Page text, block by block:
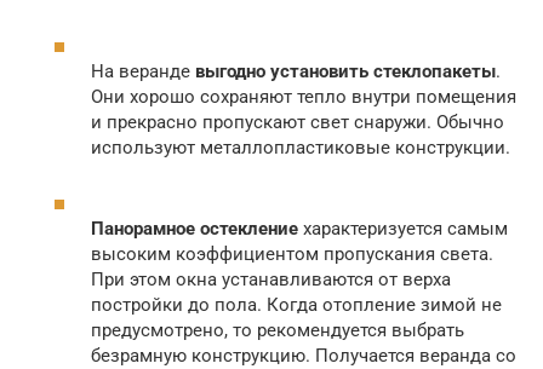
На веранде выгодно установить стеклопакеты.
Они хорошо сохраняют тепло внутри помещения
и прекрасно пропускают свет снаружи. Обычно
используют металлопластиковые конструкции.
Панорамное остекление характеризуется самым
высоким коэффициентом пропускания света.
При этом окна устанавливаются от верха
постройки до пола. Когда отопление зимой не
предусмотрено, то рекомендуется выбрать
безрамную конструкцию. Получается веранда со